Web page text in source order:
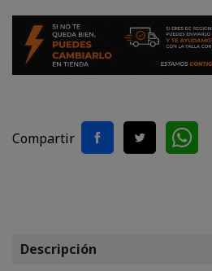
Compartir
Descripción